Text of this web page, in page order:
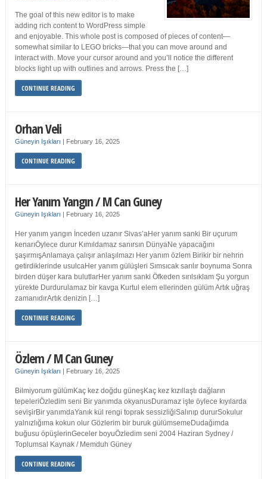
The goal of this new editor is to make
adding rich content to WordPress simple
and enjoyable. This whole post is composed of pieces of content—
somewhat similar to LEGO bricks—that you can move around and
interact with. Move your cursor around and you’ll notice the different
blocks light up with outlines and arrows. Press the […]
CONTINUE READING
Orhan Veli
Güneyin Işıkları | February 16, 2025
CONTINUE READING
Her Yanım Yangın / M Can Guney
Güneyin Işıkları | February 16, 2025
Her yanım yangın İnceden uzanır Sivas’aHer yanım sanki Bir uçurum
kenarıÖylece durur Kımıldamaz sanırsın DünyaNe yapacağını
şaşırmışAnlamaya çalışır anlaşılmazı Her yanım özlem Birikir bir nehrin
getirdiklerinde usulcaHer yanım gülüşleri Sımsıcak sarılır boynuma Sonra
birden düşer kara bulutlarHer yanım sanki Öfkeden sırılsıklam Şu yorgun
yürekte Durdurulamaz bir kavga Kurtul elem ellerinden gülüm Artık uğraş
zamanıdırArtık denizin […]
CONTINUE READING
Özlem / M Can Guney
Güneyin Işıkları | February 16, 2025
Bilmiyorum gülümKaç kez doğdu güneşKaç kez kızıllaştı dağların
tepeleriÖzledim seni Bir yanımda okyanusDuramaz işte öylece kıyılarda
sevişirBir yanımdaYanık kül rengi toprak sessizliğiSalınıp dururSokulur
yalnızlığıma kokun olur Gözlerim bir buruk gülümsemeDudağımda
buğusu öpüşlerinGeceler boyuÖzledim seni 2004 Haziran Sydney /
Toplumsal Kaynak / Memduh Güney
CONTINUE READING